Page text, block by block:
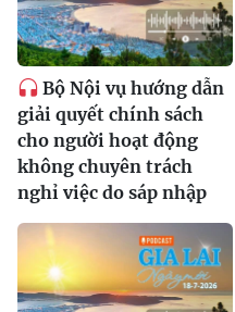
Bộ Nội vụ hướng dẫn
giải quyết chính sách
cho người hoạt động
không chuyên trách
nghỉ việc do sáp nhập